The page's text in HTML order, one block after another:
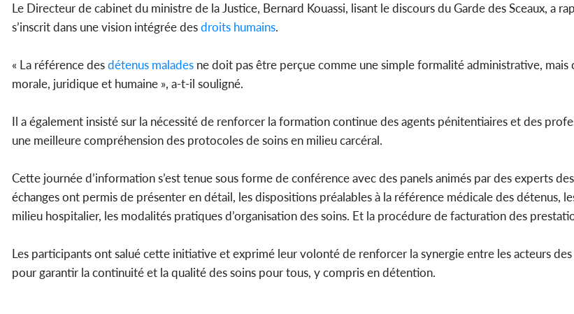
Le Directeur de cabinet du ministre de la Justice, Bernard Kouassi, lisant le discours du Garde des Sceaux, a
s’inscrit dans une vision intégrée desdroits humains.
« La référence desdétenus malades ne doit pas être perçue comme une simple formalité administrative,
morale, juridique et humaine », a-t-il souligné.
Il a également insisté sur la nécessité de renforcer la formation continue des agents pénitentiaires et des
une meilleure compréhension des protocoles de soins en milieu carcéral.
Cette journée d’information s’est tenue sous forme de conférence avec des panels animés par des experts
échanges ont permis de présenter en détail, les dispositions préalables à la référence médicale des détenus,
milieu hospitalier, les modalités pratiques d’organisation des soins. Et la procédure de facturation des
Les participants ont salué cette initiative et exprimé leur volonté de renforcer la synergie entre les acteurs
pour garantir la continuité et la qualité des soins pour tous, y compris en détention.